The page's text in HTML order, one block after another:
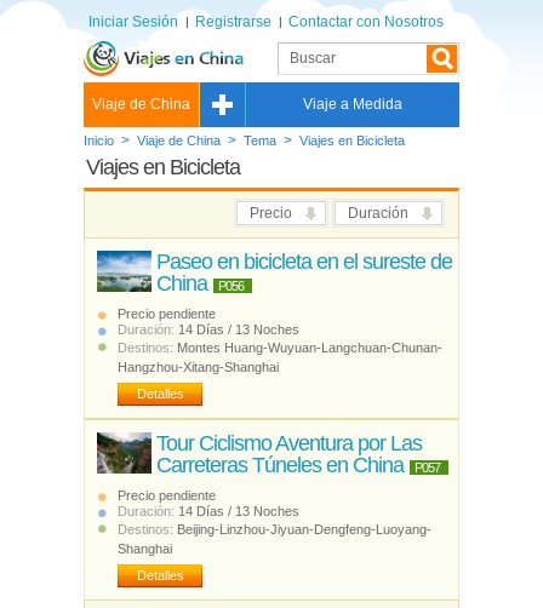
Iniciar Sesión Registrarse Contactar con Nosotros
Viaje de China Viaje a Medida
Inicio > Viaje de China > Tema > Viajes en Bicicleta
Viajes en Bicicleta
Precio Duración
Paseo en bicicleta en el sureste de
China
P056
Precio pendiente
Duración: 14 Días / 13 Noches
Destinos: Montes Huang-Wuyuan-Langchuan-Chunan-
Hangzhou-Xitang-Shanghai
Detalles
Tour Ciclismo Aventura por Las
Carreteras Túneles en China
P057
Precio pendiente
Duración: 14 Días / 13 Noches
Destinos: Beijing-Linzhou-Jiyuan-Dengfeng-Luoyang-
Shanghai
Detalles